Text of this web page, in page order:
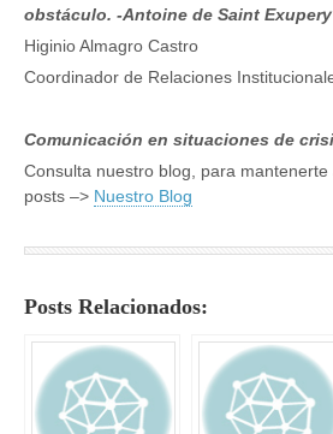
obstáculo. -Antoine de Saint Exupery
Higinio Almagro Castro
Coordinador de Relaciones
Comunicación en situaciones de
Consulta nuestro blog, para
posts –> Nuestro Blog
Posts Relacionados: